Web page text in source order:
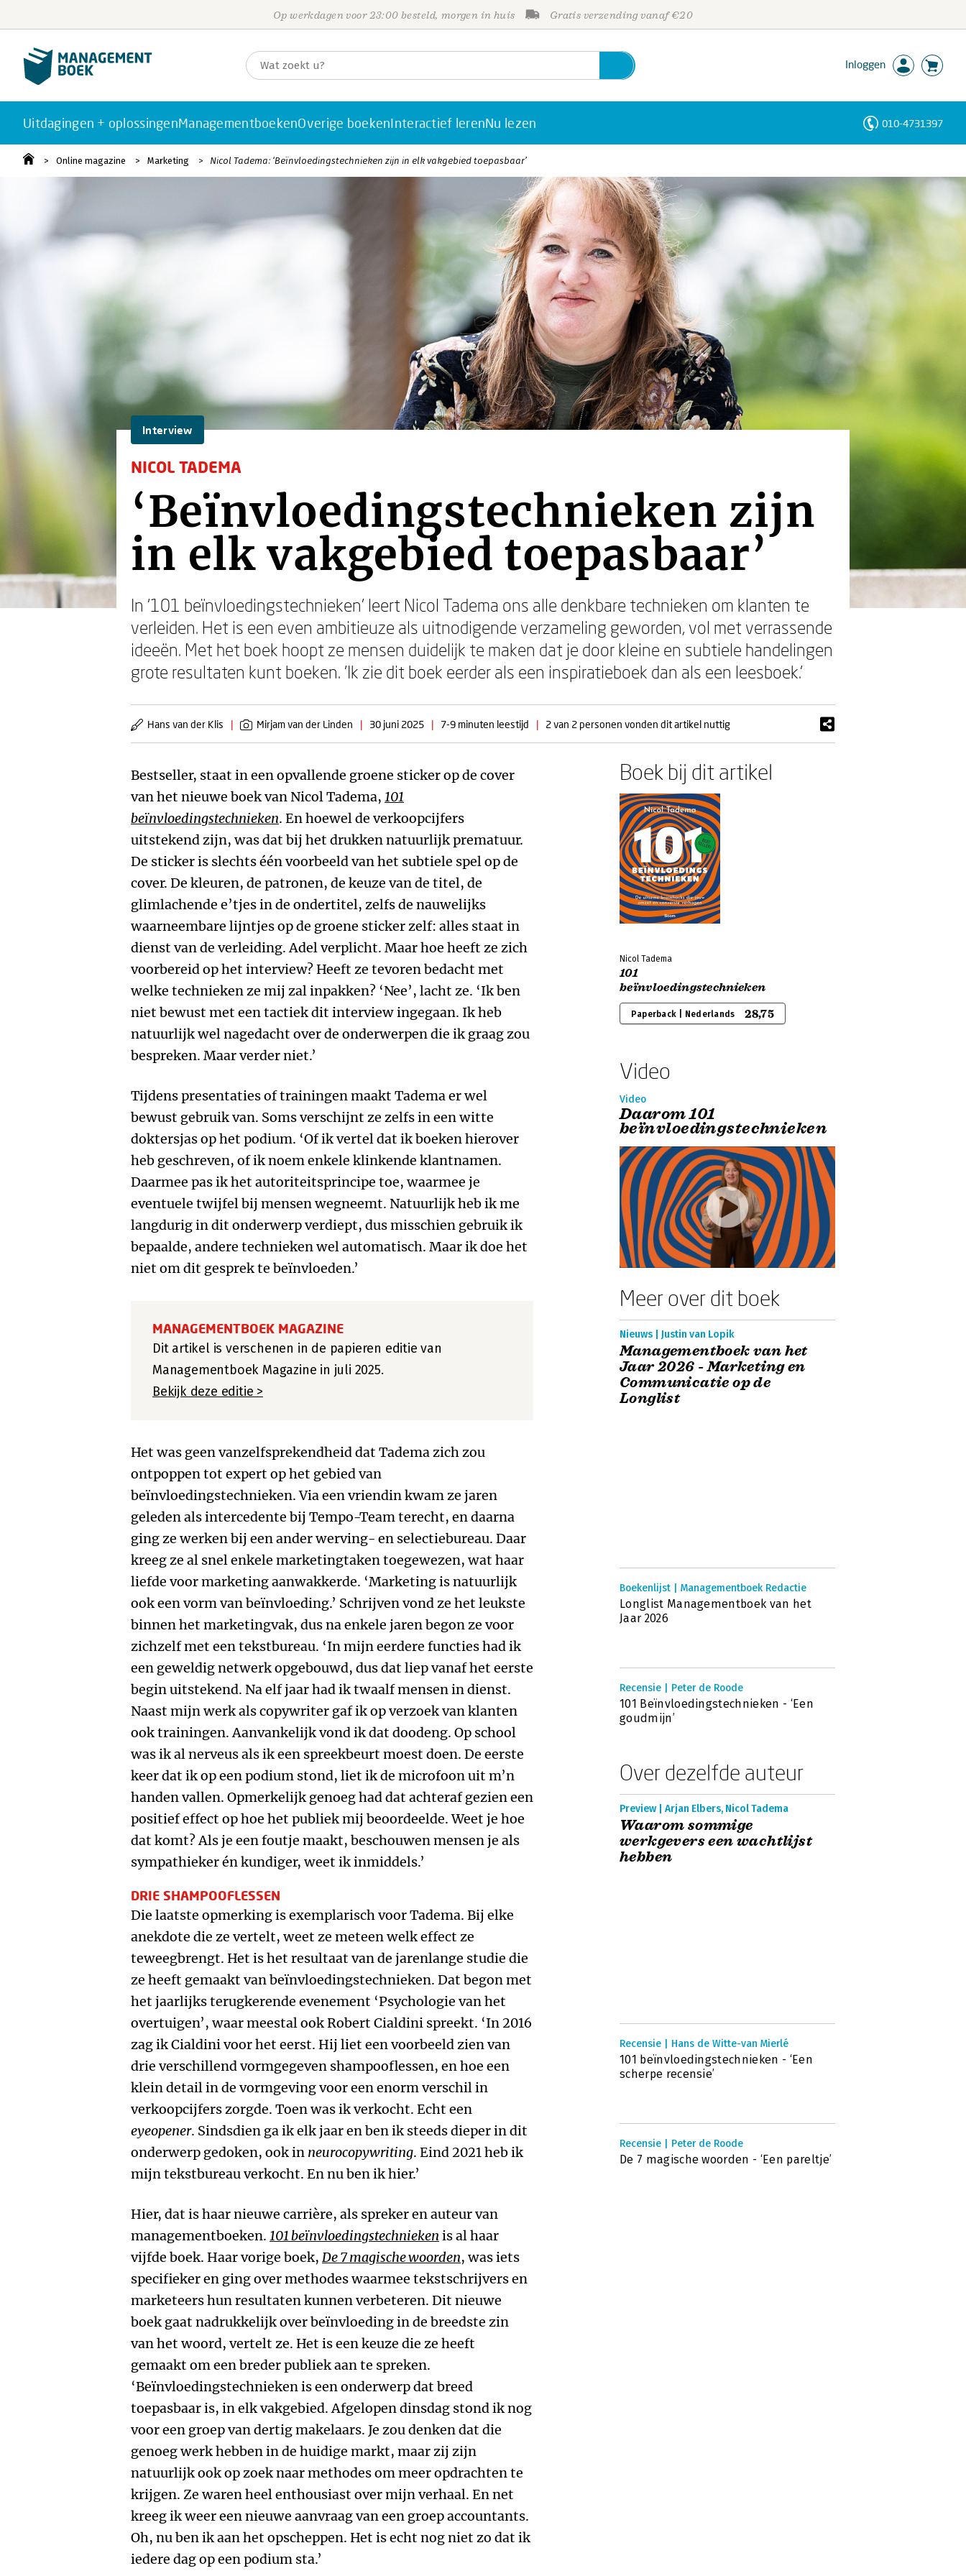
Op werkdagen voor 23:00 besteld, morgen in huis Gratis verzending vanaf €20
Inloggen
Uitdagingen + oplossingenManagementboekenOverige boekenInteractief lerenNu lezen 010-4731397
Online magazine Marketing Nicol Tadema: ‘Beïnvloedingstechnieken zijn in elk vakgebied toepasbaar’
Interview
NICOL TADEMA
‘Beïnvloedingstechnieken zijn
in elk vakgebied toepasbaar’
In ‘101 beïnvloedingstechnieken’ leert Nicol Tadema ons alle denkbare technieken om klanten te
verleiden. Het is een even ambitieuze als uitnodigende verzameling geworden, vol met verrassende
ideeën. Met het boek hoopt ze mensen duidelijk te maken dat je door kleine en subtiele handelingen
grote resultaten kunt boeken. ‘Ik zie dit boek eerder als een inspiratieboek dan als een leesboek.’
Hans van der Klis | Mirjam van der Linden | 30 juni 2025 | 7-9 minuten leestijd | 2 van 2 personen vonden dit artikel nuttig
Bestseller, staat in een opvallende groene sticker op de cover
van het nieuwe boek van Nicol Tadema, 101
beïnvloedingstechnieken. En hoewel de verkoopcijfers
uitstekend zijn, was dat bij het drukken natuurlijk prematuur.
De sticker is slechts één voorbeeld van het subtiele spel op de
cover. De kleuren, de patronen, de keuze van de titel, de
glimlachende e’tjes in de ondertitel, zelfs de nauwelijks
waarneembare lijntjes op de groene sticker zelf: alles staat in
dienst van de verleiding. Adel verplicht. Maar hoe heeft ze zich
voorbereid op het interview? Heeft ze tevoren bedacht met
welke technieken ze mij zal inpakken? ‘Nee’, lacht ze. ‘Ik ben
niet bewust met een tactiek dit interview ingegaan. Ik heb
natuurlijk wel nagedacht over de onderwerpen die ik graag zou
bespreken. Maar verder niet.’
Tijdens presentaties of trainingen maakt Tadema er wel
bewust gebruik van. Soms verschijnt ze zelfs in een witte
doktersjas op het podium. ‘Of ik vertel dat ik boeken hierover
heb geschreven, of ik noem enkele klinkende klantnamen.
Daarmee pas ik het autoriteitsprincipe toe, waarmee je
eventuele twijfel bij mensen wegneemt. Natuurlijk heb ik me
langdurig in dit onderwerp verdiept, dus misschien gebruik ik
bepaalde, andere technieken wel automatisch. Maar ik doe het
niet om dit gesprek te beïnvloeden.’
MANAGEMENTBOEK MAGAZINE
Dit artikel is verschenen in de papieren editie van
Managementboek Magazine in juli 2025.
Bekijk deze editie >
Het was geen vanzelfsprekendheid dat Tadema zich zou
ontpoppen tot expert op het gebied van
beïnvloedingstechnieken. Via een vriendin kwam ze jaren
geleden als intercedente bij Tempo-Team terecht, en daarna
ging ze werken bij een ander werving- en selectiebureau. Daar
kreeg ze al snel enkele marketingtaken toegewezen, wat haar
liefde voor marketing aanwakkerde. ‘Marketing is natuurlijk
ook een vorm van beïnvloeding.’ Schrijven vond ze het leukste
binnen het marketingvak, dus na enkele jaren begon ze voor
zichzelf met een tekstbureau. ‘In mijn eerdere functies had ik
een geweldig netwerk opgebouwd, dus dat liep vanaf het eerste
begin uitstekend. Na elf jaar had ik twaalf mensen in dienst.
Naast mijn werk als copywriter gaf ik op verzoek van klanten
ook trainingen. Aanvankelijk vond ik dat doodeng. Op school
was ik al nerveus als ik een spreekbeurt moest doen. De eerste
keer dat ik op een podium stond, liet ik de microfoon uit m’n
handen vallen. Opmerkelijk genoeg had dat achteraf gezien een
positief effect op hoe het publiek mij beoordeelde. Weet je hoe
dat komt? Als je een foutje maakt, beschouwen mensen je als
sympathieker én kundiger, weet ik inmiddels.’
DRIE SHAMPOOFLESSEN
Die laatste opmerking is exemplarisch voor Tadema. Bij elke
anekdote die ze vertelt, weet ze meteen welk effect ze
teweegbrengt. Het is het resultaat van de jarenlange studie die
ze heeft gemaakt van beïnvloedingstechnieken. Dat begon met
het jaarlijks terugkerende evenement ‘Psychologie van het
overtuigen’, waar meestal ook Robert Cialdini spreekt. ‘In 2016
zag ik Cialdini voor het eerst. Hij liet een voorbeeld zien van
drie verschillend vormgegeven shampooflessen, en hoe een
klein detail in de vormgeving voor een enorm verschil in
verkoopcijfers zorgde. Toen was ik verkocht. Echt een
eyeopener. Sindsdien ga ik elk jaar en ben ik steeds dieper in dit
onderwerp gedoken, ook in neurocopywriting. Eind 2021 heb ik
mijn tekstbureau verkocht. En nu ben ik hier.’
Hier, dat is haar nieuwe carrière, als spreker en auteur van
managementboeken. 101 beïnvloedingstechnieken is al haar
vijfde boek. Haar vorige boek, De 7 magische woorden, was iets
specifieker en ging over methodes waarmee tekstschrijvers en
marketeers hun resultaten kunnen verbeteren. Dit nieuwe
boek gaat nadrukkelijk over beïnvloeding in de breedste zin
van het woord, vertelt ze. Het is een keuze die ze heeft
gemaakt om een breder publiek aan te spreken.
‘Beïnvloedingstechnieken is een onderwerp dat breed
toepasbaar is, in elk vakgebied. Afgelopen dinsdag stond ik nog
voor een groep van dertig makelaars. Je zou denken dat die
genoeg werk hebben in de huidige markt, maar zij zijn
natuurlijk ook op zoek naar methodes om meer opdrachten te
krijgen. Ze waren heel enthousiast over mijn verhaal. En net
kreeg ik weer een nieuwe aanvraag van een groep accountants.
Oh, nu ben ik aan het opscheppen. Het is echt nog niet zo dat ik
iedere dag op een podium sta.’
Boek bij dit artikel
Nicol Tadema
101
beïnvloedingstechnieken
Paperback | Nederlands 28,75
Video
Video
Daarom 101
beïnvloedingstechnieken
Meer over dit boek
Nieuws | Justin van Lopik
Managementboek van het
Jaar 2026 - Marketing en
Communicatie op de
Longlist
Boekenlijst | Managementboek Redactie
Longlist Managementboek van het
Jaar 2026
Recensie | Peter de Roode
101 Beïnvloedingstechnieken - ‘Een
goudmijn’
Over dezelfde auteur
Preview | Arjan Elbers, Nicol Tadema
Waarom sommige
werkgevers een wachtlijst
hebben
Recensie | Hans de Witte-van Mierlé
101 beïnvloedingstechnieken - ‘Een
scherpe recensie’
Recensie | Peter de Roode
De 7 magische woorden - ‘Een pareltje’
Personen
Trefwoorden